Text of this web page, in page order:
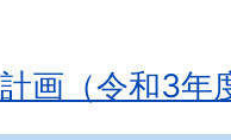
画（令和3年